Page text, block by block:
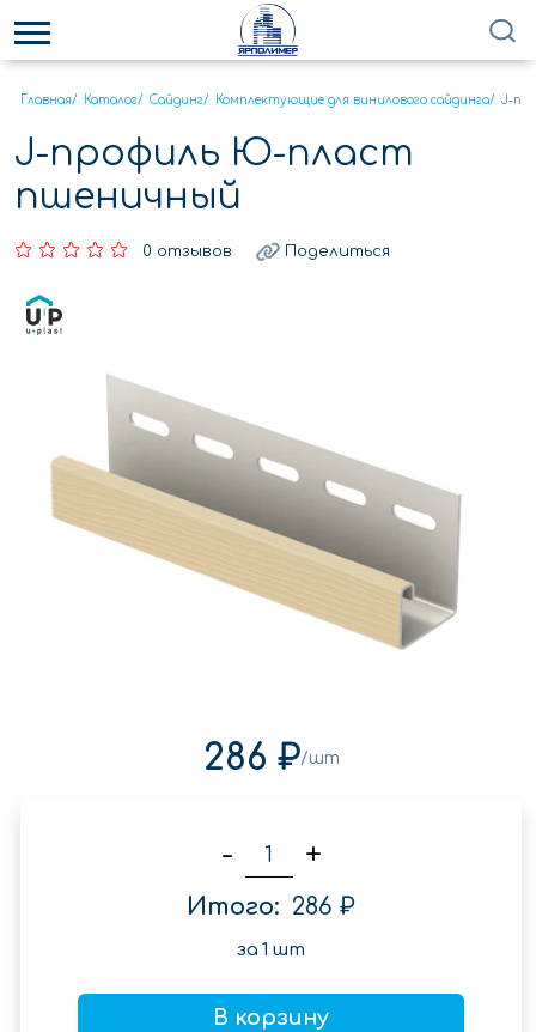
Главная/ Каталог/ Сайдинг/ Комплектующие для винилового сайдинга/ J-
J-профиль Ю-пласт
пшеничный
0 отзывов Поделиться
286 ₽/шт
- +
Итого: 286 ₽
за 1 шт
В корзину